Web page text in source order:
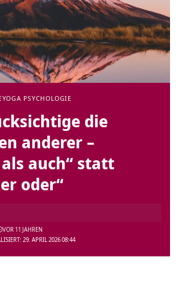
YOGA PSYCHOLOGIE
die
anderer –
auch“ statt
oder“
29. APRIL 2026 08:44
VOR 11 JAHREN